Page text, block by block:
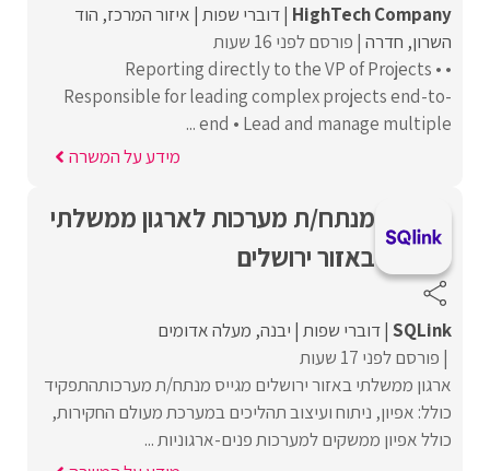
HighTech Company דוברי שפות איזור המרכז הוד
השרון חדרה פורסם לפני 16 שעות
• Reporting directly to the VP of Projects •
Responsible for leading complex projects end-to-
end • Lead and manage multiple ...
מידע על המשרה
מנתח/ת מערכות לארגון ממשלתי
באזור ירושלים
SQLink דוברי שפות יבנה מעלה אדומים
פורסם לפני 17 שעות
ארגון ממשלתי באזור ירושלים מגייס מנתח/ת מערכותהתפקיד
כולל: אפיון, ניתוח ועיצוב תהליכים במערכת מעולם החקירות,
כולל אפיון ממשקים למערכות פנים-ארגוניות ...